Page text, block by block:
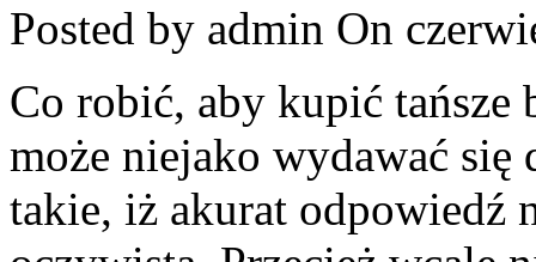
Posted by admin On
Co robić, aby kupić tańsze
może niejako wydawać się
takie, iż akurat odpowiedź